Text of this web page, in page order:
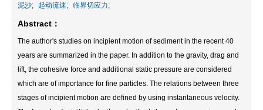
泥沙; 起动流速; 临界切应力;
Abstract：
The author's studies on incipient motion of sediment in the recent 40
years are summarized in the paper. In addition to the gravity, drag and
lift, the cohesive force and additional static pressure are considered
which are of importance for fine particles. The relations between three
stages of incipient motion are defined by using instantaneous velocity.